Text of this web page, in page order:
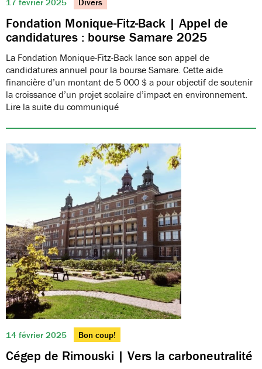
Fondation Monique-Fitz-Back | Appel de
candidatures : bourse Samare 2025
La Fondation Monique-Fitz-Back lance son appel de
candidatures annuel pour la bourse Samare. Cette aide
financière d’un montant de 5 000 $ a pour objectif de soutenir
la croissance d’un projet scolaire d’impact en environnement.
Lire la suite du communiqué
14 février 2025 Bon coup!
Cégep de Rimouski | Vers la carboneutralité